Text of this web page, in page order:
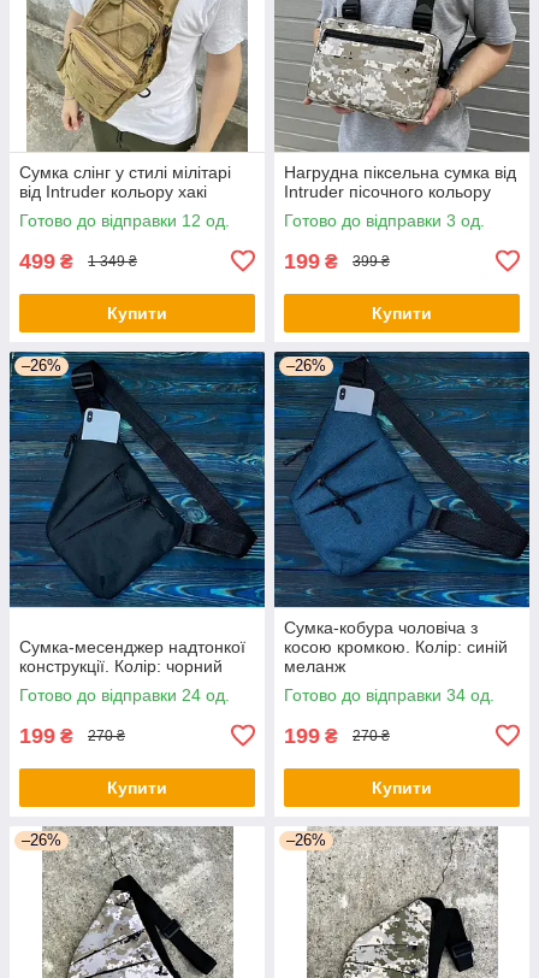
Сумка слінг у стилі мілітарі
від Intruder кольору хакі
Готово до відправки 12 од.
499 ₴ 1 349 ₴
Купити
Нагрудна піксельна сумка від
Intruder пісочного кольору
Готово до відправки 3 од.
199 ₴ 399 ₴
Купити
–26%
Сумка-месенджер надтонкої
конструкції. Колір: чорний
Готово до відправки 24 од.
199 ₴ 270 ₴
Купити
–26%
Сумка-кобура чоловіча з
косою кромкою. Колір: синій
меланж
Готово до відправки 34 од.
199 ₴ 270 ₴
Купити
–26% –26%